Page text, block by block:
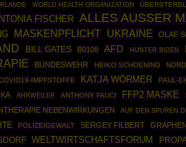
WORLD HEALTH ORGANIZATION
FISCHER ALLES AUSSER
MASKENPFLICHT UKRAINE OLAF
BILL GATES B0108 AFD HUNTER BIDEN
BUNDESWEHR HEIKO SCHOENING
IMPFSTOFFE KATJA WÖRMER PAUL-
AHRWEILER ANTHONY FAUCI FFP2 MASKE
NEBENWIRKUNGEN AUF DEN SPUREN
POLIZEIGEWALT SERGEY FILBERT
WELTWIRTSCHAFTSFORUM